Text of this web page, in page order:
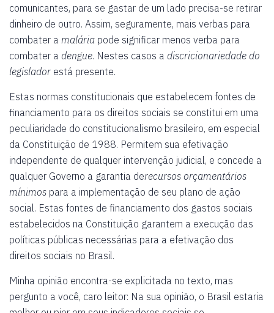
comunicantes, para se gastar de um lado precisa-se retirar
dinheiro de outro. Assim, seguramente, mais verbas para
combater a malária pode significar menos verba para
combater a dengue. Nestes casos a discricionariedade do
legislador está presente.
Estas normas constitucionais que estabelecem fontes de
financiamento para os direitos sociais se constitui em uma
peculiaridade do constitucionalismo brasileiro, em especial
da Constituição de 1988. Permitem sua efetivação
independente de qualquer intervenção judicial, e concede a
qualquer Governo a garantia derecursos orçamentários
mínimos para a implementação de seu plano de ação
social. Estas fontes de financiamento dos gastos sociais
estabelecidos na Constituição garantem a execução das
políticas públicas necessárias para a efetivação dos
direitos sociais no Brasil.
Minha opinião encontra-se explicitada no texto, mas
pergunto a você, caro leitor: Na sua opinião, o Brasil estaria